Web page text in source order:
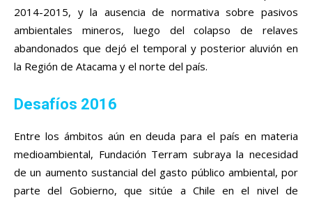
2014-2015, y la ausencia de normativa sobre pasivos
ambientales mineros, luego del colapso de relaves
abandonados que dejó el temporal y posterior aluvión en
la Región de Atacama y el norte del país.
Desafíos 2016
Entre los ámbitos aún en deuda para el país en materia
medioambiental, Fundación Terram subraya la necesidad
de un aumento sustancial del gasto público ambiental, por
parte del Gobierno, que sitúe a Chile en el nivel de